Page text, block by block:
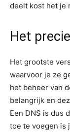
deelt kost het je
Het
Het grootste
waarvoor je ze
het beheer van
belangrijk en
Een DNS is dus
toe te voegen is